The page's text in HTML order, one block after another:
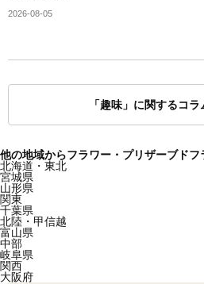
2026-08-05
「趣味」に関するコ
他の地域からフラワー・プリザーブド
北海道・東北
宮城県
山形県
関東
千葉県
北陸・甲信越
富山県
中部
岐阜県
関西
大阪府